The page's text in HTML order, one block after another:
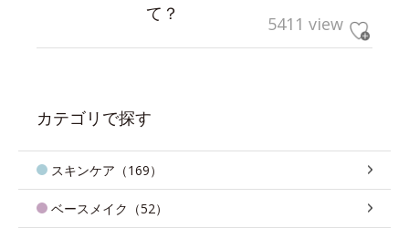
て？
5411 view
カテゴリで探す
スキンケア（169）
ベースメイク（52）